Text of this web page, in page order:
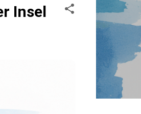
Insel